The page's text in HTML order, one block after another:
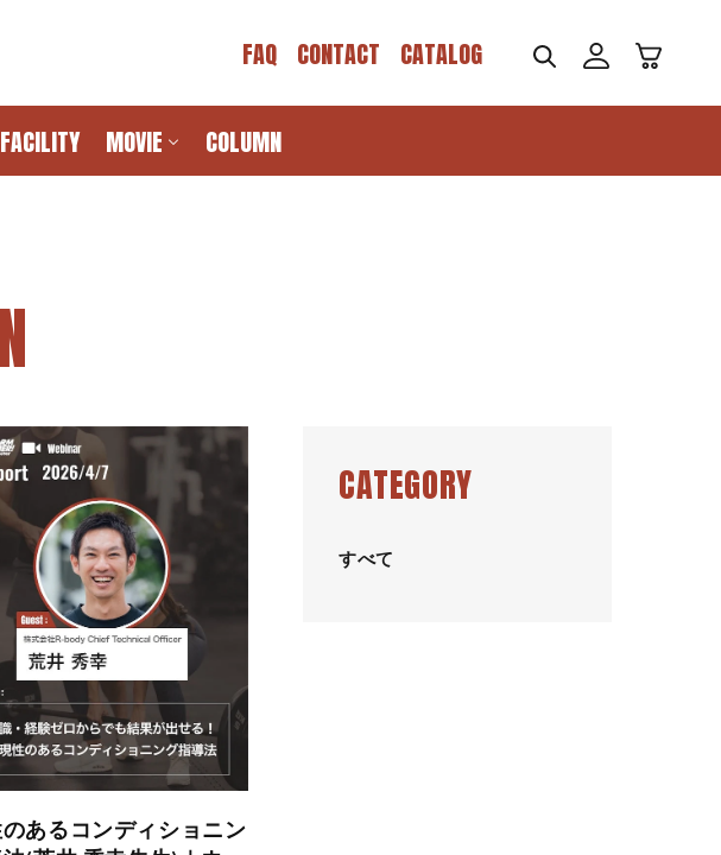
FAQ CONTACT CATALOG
グ
イ
ー
MOVIE COLUMN
あるコンディショニン
CATEGORY
すべて